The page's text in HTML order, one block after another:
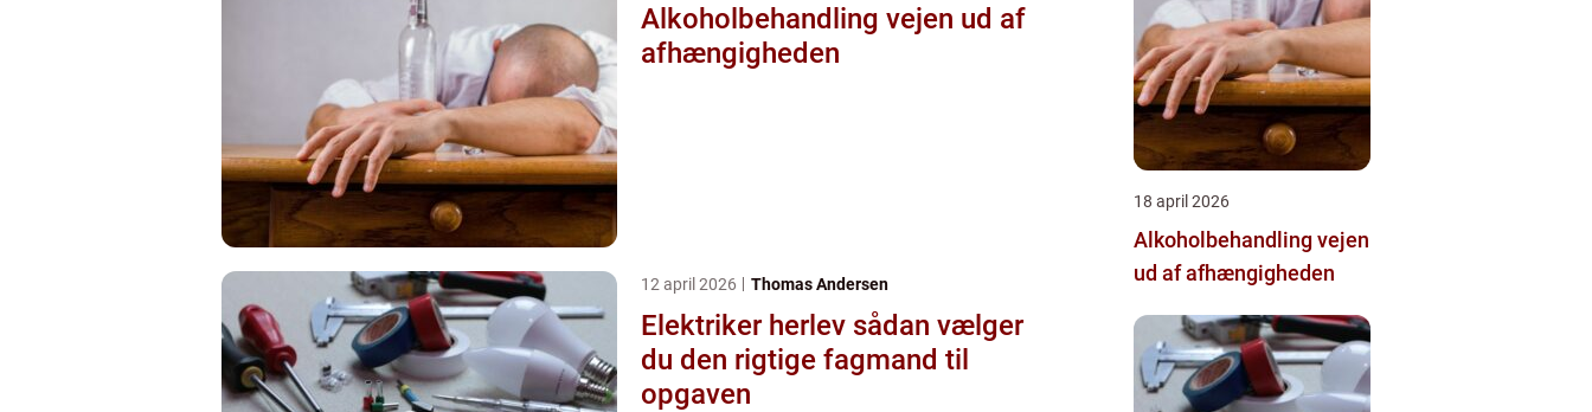
Alkoholbehandling vejen ud af
afhængigheden
12 april 2026 Thomas Andersen
Elektriker herlev sådan vælger
du den rigtige fagmand til
opgaven
18 april 2026
Alkoholbehandling vejen
ud af afhængigheden